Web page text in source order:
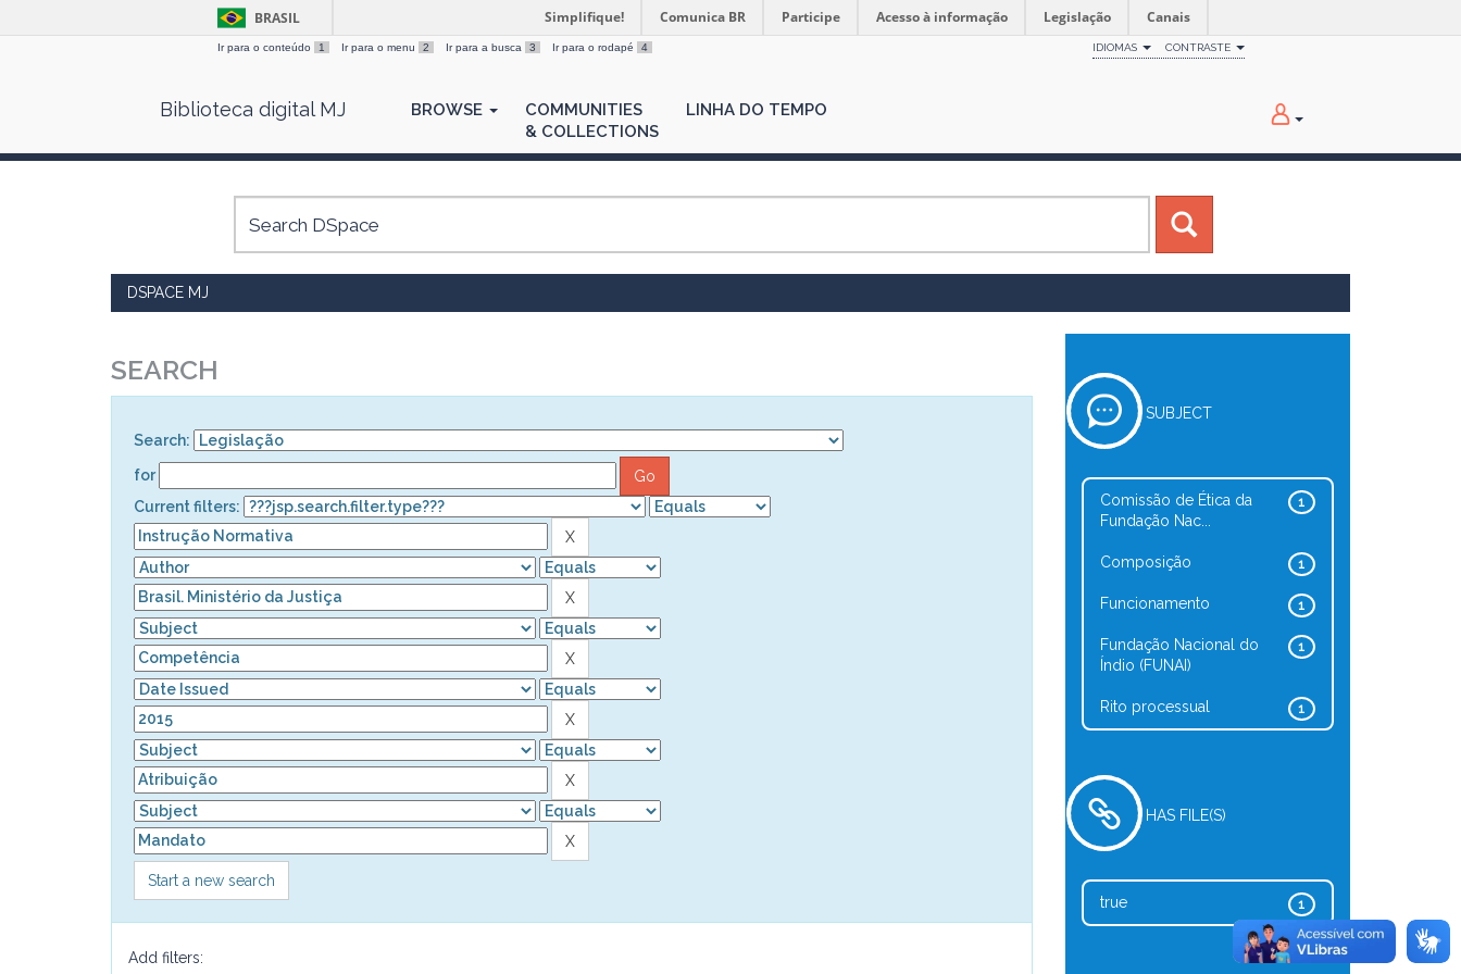
BRASIL Simplifique! Comunica BR Participe Acesso à informação Legislação Canais
Ir para o conteúdo 1 Ir para o menu 2 Ir para a busca 3 Ir para o rodapé 4 IDIOMAS CONTRASTE
Biblioteca digital MJ BROWSE
COMMUNITIES
& COLLECTIONS
LINHA DO TEMPO
DSPACE MJ
SEARCH
Search:
for
Current filters:
Start a new search
Add filters:
SUBJECT
1
Comissão de Ética da
Fundação Nac...
1
Composição
1
Funcionamento
1
Fundação Nacional do
Índio (FUNAI)
1
Rito processual
HAS FILE(S)
1
true